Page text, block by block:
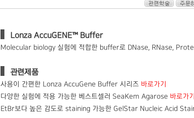
Lonza AccuGENE™ Buffer
Molecular biology 실험에 적합한 buffer로 DNase, RNase,
관련제품
사용이 간편한 Lonza AccuGene Buffer 시리즈 바로가기
다양한 실험에 적용 가능한 베스트셀러 SeaKem Agarose 바로가기
EtBr보다 높은 감도로 staining 가능한 GelStar Nucleic Acid